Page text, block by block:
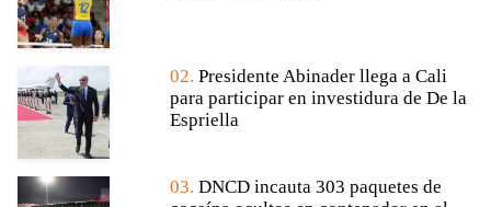
02. Presidente Abinader llega a Cali
para participar en investidura de De la
Espriella
03. DNCD incauta 303 paquetes de